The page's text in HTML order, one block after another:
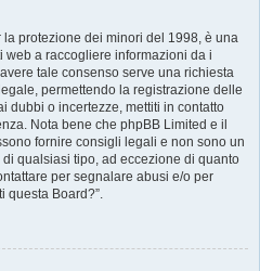
protezione dei minori del 1998, è una
web a raccogliere informazioni da i
tale consenso serve una richiesta
permettendo la registrazione delle
dubbi o incertezze, mettiti in contatto
Nota bene che phpBB Limited e il
fornire consigli legali e non sono un
qualsiasi tipo, ad eccezione di quanto
per segnalare abusi e/o per
questa Board?”.